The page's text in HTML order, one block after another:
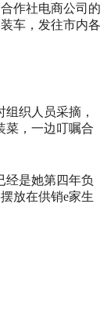
作社电商公司的
车，发往市内各
织人员采摘，
菜，一边叮嘱合
经是她第四年负
放在供销e家生